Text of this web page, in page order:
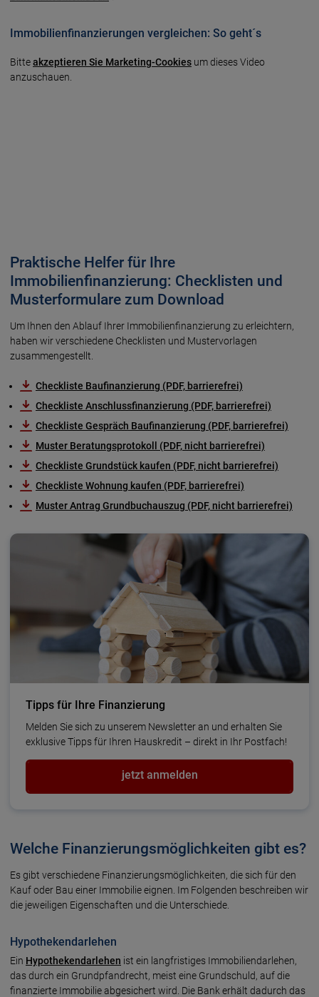
Immobilienfinanzierungen vergleichen: So geht´s
Bitteakzeptieren Sie Marketing-Cookies um dieses Video
anzuschauen.
Praktische Helfer für Ihre
Immobilienfinanzierung: Checklisten und
Musterformulare zum Download
Um Ihnen den Ablauf Ihrer Immobilienfinanzierung zu erleichtern,
haben wir verschiedene Checklisten und Mustervorlagen
zusammengestellt.
Checkliste Baufinanzierung (PDF, barrierefrei)
Checkliste Anschlussfinanzierung (PDF, barrierefrei)
Checkliste Gespräch Baufinanzierung (PDF, barrierefrei)
Muster Beratungsprotokoll (PDF, nicht barrierefrei)
Checkliste Grundstück kaufen (PDF, nicht barrierefrei)
Checkliste Wohnung kaufen (PDF, barrierefrei)
Muster Antrag Grundbuchauszug (PDF, nicht barrierefrei)
Tipps für Ihre Finanzierung
Melden Sie sich zu unserem Newsletter an und erhalten Sie
exklusive Tipps für Ihren Haus­kredit – direkt in Ihr Postfach!
jetzt anmelden
Welche Finanzierungsmöglichkeiten gibt es?
Es gibt verschiedene Finanzierungs­möglich­keiten, die sich für den
Kauf oder Bau einer Immo­bilie eignen. Im Fol­genden beschreiben wir
die jeweiligen Eigen­schaften und die Unter­schiede.
Hypothekendarlehen
Ein Hypothekendarlehen ist ein langfristiges Immobiliendarlehen,
das durch ein Grundpfandrecht, meist eine Grundschuld, auf die
finanzierte Immobilie abgesichert wird. Die Bank erhält dadurch das